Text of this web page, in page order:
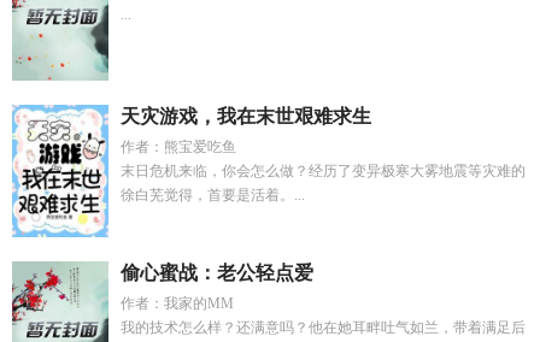
...
天灾游戏，我在末世艰难求生
作者：熊宝爱吃鱼
末日危机来临，你会怎么做？经历了变异极寒大雾地震等灾难的
徐白芜觉得，首要是活着。...
偷心蜜战：老公轻点爱
作者：我家的MM
我的技术怎么样？还满意吗？他在她耳畔吐气如兰，带着满足后